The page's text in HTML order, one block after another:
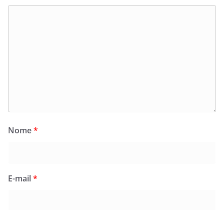
Nome*
E-mail*